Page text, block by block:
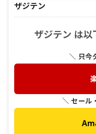
ザジテン
ザジテン は以
＼ 只今
＼ セール